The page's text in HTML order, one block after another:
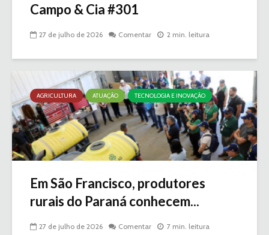
Campo & Cia #301
27 de julho de 2026 Comentar 2 min. leitura
AGRICULTURA ATUAÇÃO TECNOLOGIA E INOVAÇÃO
Em São Francisco, produtores
rurais do Paraná conhecem...
27 de julho de 2026 Comentar 7 min. leitura